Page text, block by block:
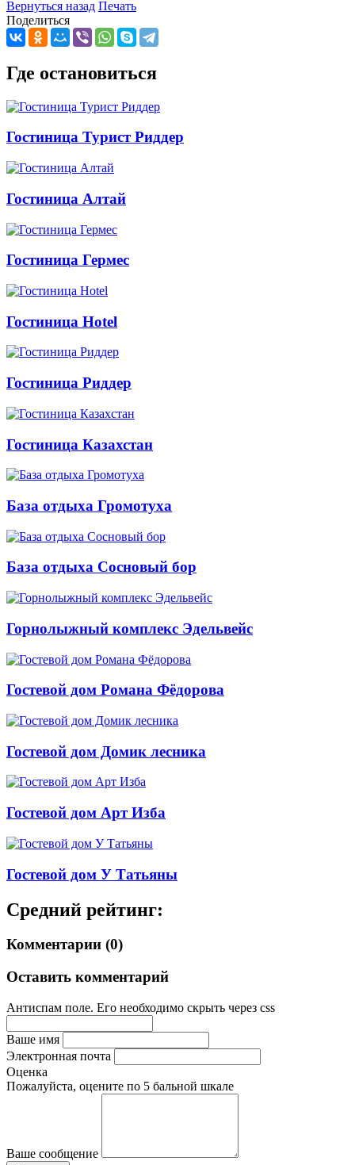
Вернуться назад Печать
Поделиться
Где остановиться
Гостиница Турист Риддер
Гостиница Алтай
Гостиница Гермес
Гостиница Hotel
Гостиница Риддер
Гостиница Казахстан
База отдыха Громотуха
База отдыха Сосновый бор
Горнолыжный комплекс Эдельвейс
Гостевой дом Романа Фёдорова
Гостевой дом Домик лесника
Гостевой дом Арт Изба
Гостевой дом У Татьяны
Средний рейтинг:
Комментарии (0)
Оставить комментарий
Антиспам поле. Его необходимо скрыть через css
Ваше имя
Электронная почта
Оценка
Пожалуйста, оцените по 5 бальной шкале
Ваше сообщение